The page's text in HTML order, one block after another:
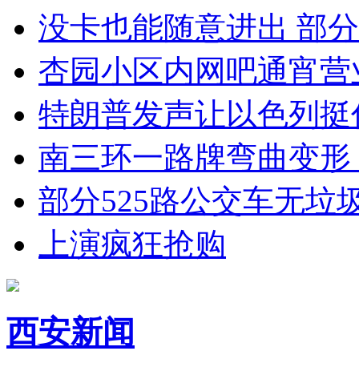
没卡也能随意进出 部
杏园小区内网吧通宵
特朗普发声让以色列挺
南三环一路牌弯曲变
部分525路公交车无垃
上演疯狂抢购
西安新闻